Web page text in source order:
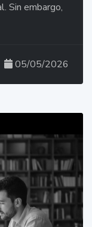
Sin embargo,
05/05/2026